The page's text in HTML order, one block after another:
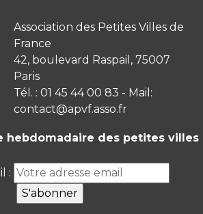
Association des Petites Villes de
France
42, boulevard Raspail, 75007
Paris
Tél. : 01 45 44 00 83 - Mail:
contact@apvf.asso.fr
hebdomadaire des petites villes
: